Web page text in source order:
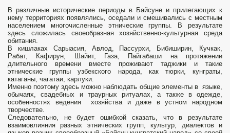
В различные исторические периоды в Байсуне и прилегающих к
нему территориях появлялись, оседали и смешивались с местным
населением многочисленные этнические группы. В результате
здесь сложилась своеобразная хозяйственно-культурная среда
обитания.
В кишлаках Сарыасия, Авлод, Пассурхи, Бибиширин, Кучкак,
Рабат, Кафирун, Шайит, Газа, Пайгабаши на протяжении
длительного времени вместе проживают таджики и такие
этнические группы узбекского народа, как тюрки, кунграты,
катаганы, чагатаи, карлуки.
Именно поэтому здесь можно наблюдать общие элементы в языке,
обычаях, свадебных и траурных ритуалах, а также в одежде,
особенностях ведения хозяйства и даже в устном народном
творчестве.
Следовательно, не будет ошибкой сказать, что в результате
взаимовлияния разных этнических групп, культур, диалектов и